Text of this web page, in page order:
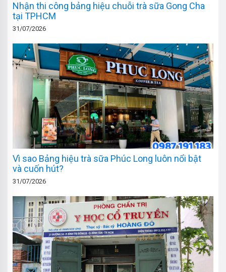
Nhận thi công bảng hiệu chuỗi trà sữa Gong Cha
tại TPHCM
31/07/2026
Vì sao Bảng hiệu trà sữa Phúc Long luôn nổi bật
và cuốn hút?
31/07/2026